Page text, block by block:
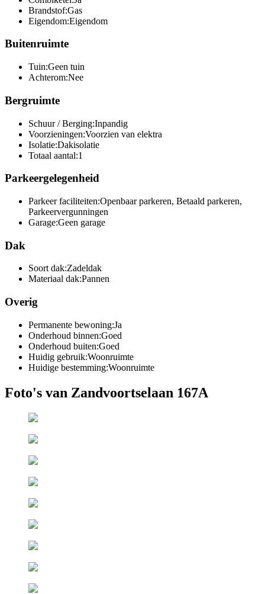
Brandstof:Gas
Eigendom:Eigendom
Buitenruimte
Tuin:Geen tuin
Achterom:Nee
Bergruimte
Schuur / Berging:Inpandig
Voorzieningen:Voorzien van elektra
Isolatie:Dakisolatie
Totaal aantal:1
Parkeergelegenheid
Parkeer faciliteiten:Openbaar parkeren, Betaald parkeren,
Parkeervergunningen
Garage:Geen garage
Dak
Soort dak:Zadeldak
Materiaal dak:Pannen
Overig
Permanente bewoning:Ja
Onderhoud binnen:Goed
Onderhoud buiten:Goed
Huidig gebruik:Woonruimte
Huidige bestemming:Woonruimte
Foto's van Zandvoortselaan 167A